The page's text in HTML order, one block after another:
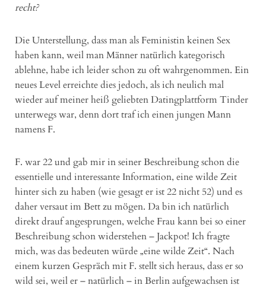
recht?
Die Unterstellung, dass man als Feministin keinen Sex
haben kann, weil man Männer natürlich kategorisch
ablehne, habe ich leider schon zu oft wahrgenommen. Ein
neues Level erreichte dies jedoch, als ich neulich mal
wieder auf meiner heiß geliebten Datingplattform Tinder
unterwegs war, denn dort traf ich einen jungen Mann
namens F.
F. war 22 und gab mir in seiner Beschreibung schon die
essentielle und interessante Information, eine wilde Zeit
hinter sich zu haben (wie gesagt er ist 22 nicht 52) und es
daher versaut im Bett zu mögen. Da bin ich natürlich
direkt drauf angesprungen, welche Frau kann bei so einer
Beschreibung schon widerstehen – Jackpot! Ich fragte
mich, was das bedeuten würde „eine wilde Zeit“. Nach
einem kurzen Gespräch mit F. stellt sich heraus, dass er so
wild sei, weil er – natürlich – in Berlin aufgewachsen ist